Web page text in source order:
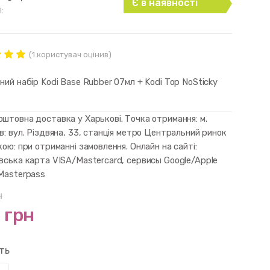
Є в наявності
of
on
(1 користувач оцінив)
набір Kodi Base Rubber 07мл + Kodi Top NoSticky
доставка у Харькові. Точка отримання: м.
вул. Різдвяна, 33, станція метро Центральний ринок
при отриманні замовлення. Онлайн на сайті:
карта VISA/Mastercard, сервисы Google/Apple